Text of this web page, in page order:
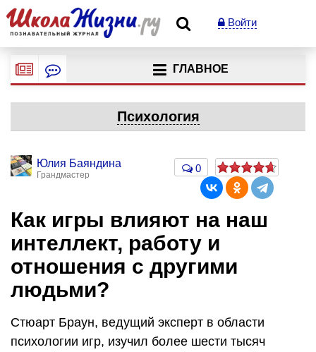
Войти
ГЛАВНОЕ
Психология
Юлия Баяндина
Грандмастер
0
Как игры влияют на наш
интеллект, работу и
отношения с другими
людьми?
Стюарт Браун, ведущий эксперт в области
психологии игр, изучил более шести тысяч